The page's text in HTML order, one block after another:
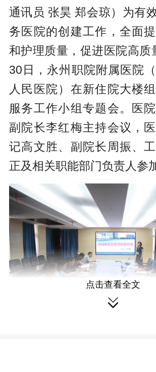
通讯员 张昊 郑会琼）为有
务医院的创建工作，全面
和护理质量，促进医院高质
30日，永州职院附属医院
人民医院）在新住院大楼
服务工作小组专题会。医院
副院长李红梅主持会议，
记高文胜、副院长周振、
正及相关职能部门负责人参
点击查看全文
